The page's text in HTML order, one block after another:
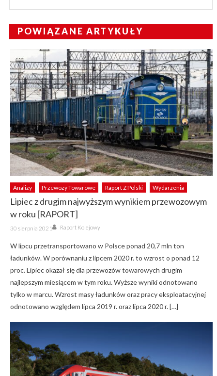
POWIĄZANE ARTYKUŁY
Analizy Przewozy Towarowe Raport Z Polski Wydarzenia
Lipiec z drugim najwyższym wynikiem przewozowym
w roku [RAPORT]
Posted
on
30 sierpnia 2021 Author
Raport Kolejowy
W lipcu przetransportowano w Polsce ponad 20,7 mln ton
ładunków. W porównaniu z lipcem 2020 r. to wzrost o ponad 12
proc. Lipiec okazał się dla przewozów towarowych drugim
najlepszym miesiącem w tym roku. Wyższe wyniki odnotowano
tylko w marcu. Wzrost masy ładunków oraz pracy eksploatacyjnej
odnotowano względem lipca 2019 r. oraz lipca 2020 r. […]